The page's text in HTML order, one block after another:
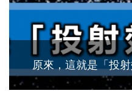
原來，這就是「投